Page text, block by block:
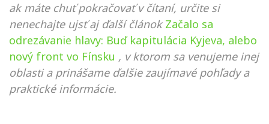
ak máte chuť pokračovať v čítaní, určite si
nenechajte ujsť aj ďalší článok Začalo sa
odrezávanie hlavy: Buď kapitulácia Kyjeva, alebo
nový front vo Fínsku , v ktorom sa venujeme inej
oblasti a prinášame ďalšie zaujímavé pohľady a
praktické informácie.